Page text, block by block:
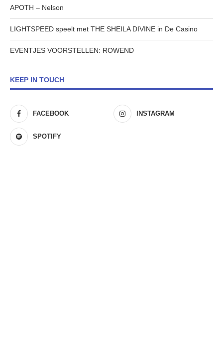
APOTH – Nelson
LIGHTSPEED speelt met THE SHEILA DIVINE in De Casino
EVENTJES VOORSTELLEN: ROWEND
KEEP IN TOUCH
FACEBOOK INSTAGRAM
SPOTIFY